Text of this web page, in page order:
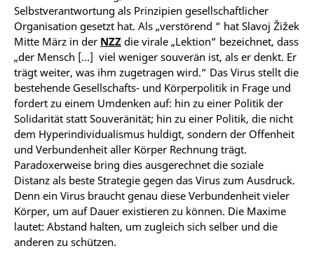
Selbstverantwortung als Prinzipien gesellschaftlicher
Organisation gesetzt hat. Als „verstörend “ hat Slavoj Žižek
Mitte März in der NZZ die virale „Lektion“ bezeichnet, dass
„der Mensch […] viel weniger souverän ist, als er denkt. Er
trägt weiter, was ihm zugetragen wird.“ Das Virus stellt die
bestehende Gesellschafts- und Körperpolitik in Frage und
fordert zu einem Umdenken auf: hin zu einer Politik der
Solidarität statt Souveränität; hin zu einer Politik, die nicht
dem Hyperindividualismus huldigt, sondern der Offenheit
und Verbundenheit aller Körper Rechnung trägt.
Paradoxerweise bring dies ausgerechnet die soziale
Distanz als beste Strategie gegen das Virus zum Ausdruck.
Denn ein Virus braucht genau diese Verbundenheit vieler
Körper, um auf Dauer existieren zu können. Die Maxime
lautet: Abstand halten, um zugleich sich selber und die
anderen zu schützen.